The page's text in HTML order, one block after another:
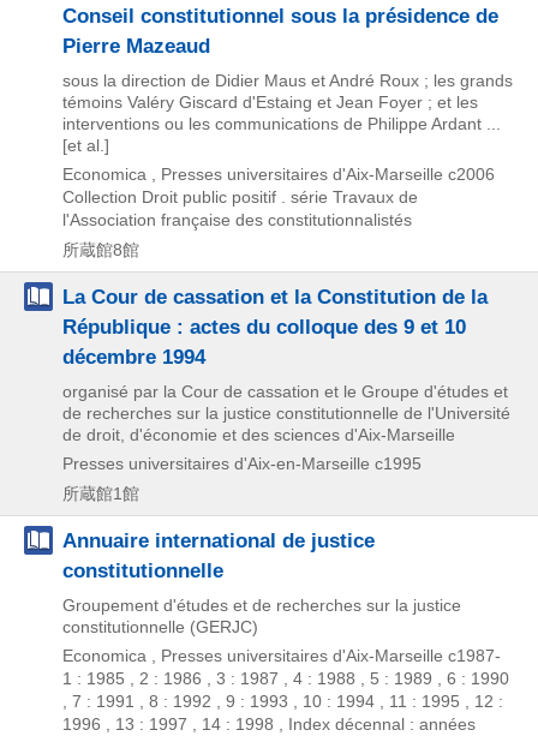
Conseil constitutionnel sous la présidence de
Pierre Mazeaud
sous la direction de Didier Maus et André Roux ; les grands
témoins Valéry Giscard d'Estaing et Jean Foyer ; et les
interventions ou les communications de Philippe Ardant ...
[et al.]
Economica , Presses universitaires d'Aix-Marseille c2006
Collection Droit public positif . série Travaux de
l'Association française des constitutionnalistés
所蔵館8館
La Cour de cassation et la Constitution de la
République : actes du colloque des 9 et 10
décembre 1994
organisé par la Cour de cassation et le Groupe d'études et
de recherches sur la justice constitutionnelle de l'Université
de droit, d'économie et des sciences d'Aix-Marseille
Presses universitaires d'Aix-en-Marseille c1995
所蔵館1館
Annuaire international de justice
constitutionnelle
Groupement d'études et de recherches sur la justice
constitutionnelle (GERJC)
Economica , Presses universitaires d'Aix-Marseille c1987-
1 : 1985 , 2 : 1986 , 3 : 1987 , 4 : 1988 , 5 : 1989 , 6 : 1990
, 7 : 1991 , 8 : 1992 , 9 : 1993 , 10 : 1994 , 11 : 1995 , 12 :
1996 , 13 : 1997 , 14 : 1998 , Index décennal : années